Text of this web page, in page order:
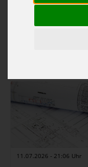
123
11.07.2026 - 21:06 Uhr